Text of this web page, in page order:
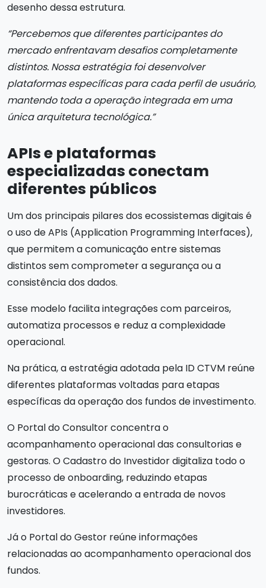
desenho dessa estrutura.
“Percebemos que diferentes participantes do
mercado enfrentavam desafios completamente
distintos. Nossa estratégia foi desenvolver
plataformas específicas para cada perfil de usuário,
mantendo toda a operação integrada em uma
única arquitetura tecnológica.”
APIs e plataformas
especializadas conectam
diferentes públicos
Um dos principais pilares dos ecossistemas digitais é
o uso de APIs (Application Programming Interfaces),
que permitem a comunicação entre sistemas
distintos sem comprometer a segurança ou a
consistência dos dados.
Esse modelo facilita integrações com parceiros,
automatiza processos e reduz a complexidade
operacional.
Na prática, a estratégia adotada pela ID CTVM reúne
diferentes plataformas voltadas para etapas
específicas da operação dos fundos de investimento.
O Portal do Consultor concentra o
acompanhamento operacional das consultorias e
gestoras. O Cadastro do Investidor digitaliza todo o
processo de onboarding, reduzindo etapas
burocráticas e acelerando a entrada de novos
investidores.
Já o Portal do Gestor reúne informações
relacionadas ao acompanhamento operacional dos
fundos.